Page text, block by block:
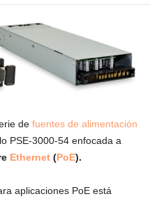
de fuentes de alimentación
PSE-3000-54 enfocada a
Ethernet (PoE).
aplicaciones PoE está